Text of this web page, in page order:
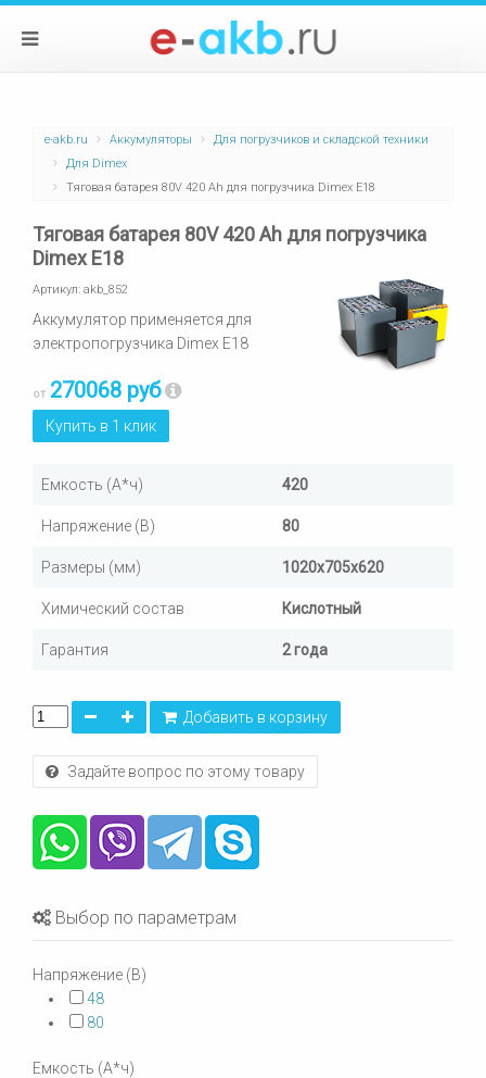
e-akb.ru Аккумуляторы
Для погрузчиков и складской техники
Для Dimex
Тяговая батарея 80V 420 Ah для погрузчика Dimex E18
Тяговая батарея 80V 420 Ah для погрузчика
Dimex E18
Артикул: akb_852
Аккумулятор применяется для
электропогрузчика Dimex E18
от 270068 руб
Купить в 1 клик
Емкость (А*ч) 420
Напряжение (В) 80
Размеры (мм) 1020х705х620
Химический состав Кислотный
Гарантия 2 года
Добавить в корзину
Задайте вопрос по этому товару
Выбор по параметрам
Напряжение (В)
48
80
Емкость (А*ч)